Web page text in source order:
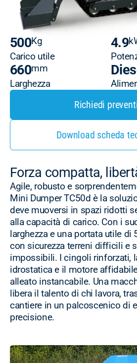
500Kg
Carico utile
4.9
660mm
Larghezza
Richiedi
Download scheda
Forza compatta,
Agile, robusto e
Mini Dumper TC50d è la
deve muoversi in spazi ridotti
alla capacità di carico. Con i
larghezza e una portata utile di
con sicurezza terreni difficili e
impossibili. I cingoli rinforzati,
idrostatica e il motore
alleato instancabile. Una
libera il talento di chi lavora,
cantiere in un palcoscenico di
precisione.